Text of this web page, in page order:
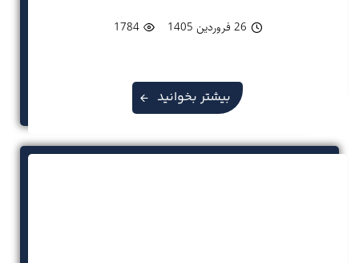
26 فروردین 1405 1784
بیشتر بخوانید